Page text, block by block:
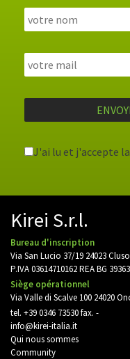
J'ai lu et j'accepte la
Kirei S.r.l.
Bureau d'inscription
Via San Lucio 37/19 24023
P.IVA 03614710162 REA BG
Siège opérationnel
Via Valle di Scalve 100 24020
tel. +39 0346 73530fax. -
info@kirei-italia.it
Qui nous sommes
Community